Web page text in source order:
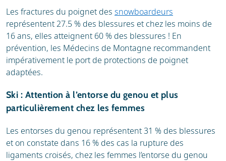
Les fractures du poignet des snowboardeurs
représentent 27.5 % des blessures et chez les moins de
16 ans, elles atteignent 60 % des blessures ! En
prévention, les Médecins de Montagne recommandent
impérativement le port de protections de poignet
adaptées.
Ski : Attention à l’entorse du genou et plus
particulièrement chez les femmes
Les entorses du genou représentent 31 % des blessures
et on constate dans 16 % des cas la rupture des
ligaments croisés, chez les femmes l’entorse du genou